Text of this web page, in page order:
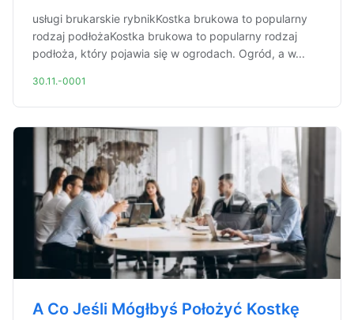
usługi brukarskie rybnikKostka brukowa to popularny
rodzaj podłożaKostka brukowa to popularny rodzaj
podłoża, który pojawia się w ogrodach. Ogród, a w...
30.11.-0001
A Co Jeśli Mógłbyś Położyć Kostkę